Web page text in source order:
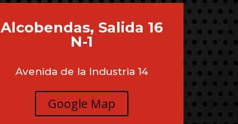
Alcobendas, Salida 16
N-1
Avenida de la Industria 14
Google Map